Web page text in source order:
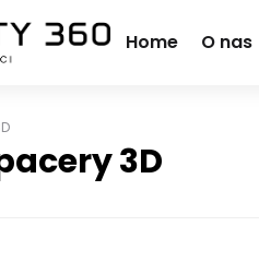
Home O nas
3D